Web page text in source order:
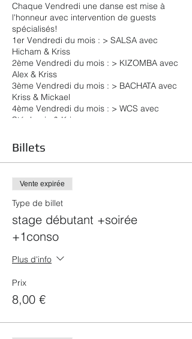
Chaque Vendredi une danse est mise à
l'honneur avec intervention de guests
spécialisés!
1er Vendredi du mois : > SALSA avec
Hicham & Kriss
2ème Vendredi du mois : > KIZOMBA avec
Alex & Kriss
3ème Vendredi du mois : > BACHATA avec
Kriss & Mickael
4ème Vendredi du mois : > WCS avec
Stéphanie & Kriss
spéciale avec un stage tous niveaux avec
Kriss
**** Au programme : ****
21h00 22h00 : > Stage inter - Salle 1 >
Stage découverte - Salle 2
22h00 02h00 : Soirée Salsa Bachata &
> 1 salle dédié aux autres danses (env.
50/50)
Salsa 1 Salle Bachata
Soirée seule + 1 conso : 5 €
Soirée seule + 1 conso : 5 €
Billets
Vente expirée
Type de billet
stage débutant +soirée
+1conso
Plus d'info
Prix
8,00 €